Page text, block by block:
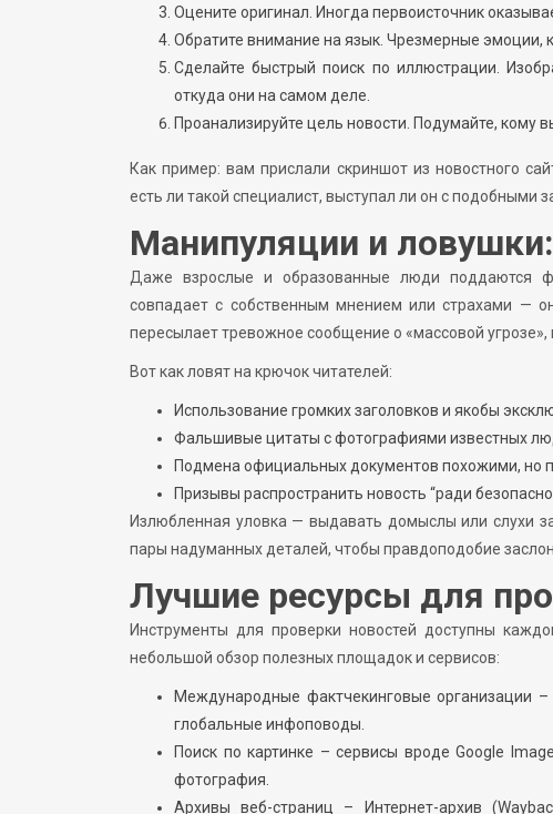
Оцените оригинал. Иногда первоисточник
Обратите внимание на язык. Чрезмерные эмоции,
Сделайте быстрый поиск по иллюстрации.
откуда они на самом деле.
Проанализируйте цель новости. Подумайте, кому
Как пример: вам прислали скриншот из новостного
есть ли такой специалист, выступал ли он с подобными
Манипуляции и
Даже взрослые и образованные люди поддаются
совпадает с собственным мнением или страхами —
пересылает тревожное сообщение о «массовой
Вот как ловят на крючок читателей:
Использование громких заголовков и якобы
Фальшивые цитаты с фотографиями известных
Подмена официальных документов похожими, но
Призывы распространить новость “ради
Излюбленная уловка — выдавать домыслы или слухи
пары надуманных деталей, чтобы правдоподобие
Лучшие ресурсы для
Инструменты для проверки новостей доступны
небольшой обзор полезных площадок и сервисов:
Международные фактчекинговые организации –
глобальные инфоповоды.
Поиск по картинке – сервисы вроде Google
фотография.
Архивы веб-страниц – Интернет-архив